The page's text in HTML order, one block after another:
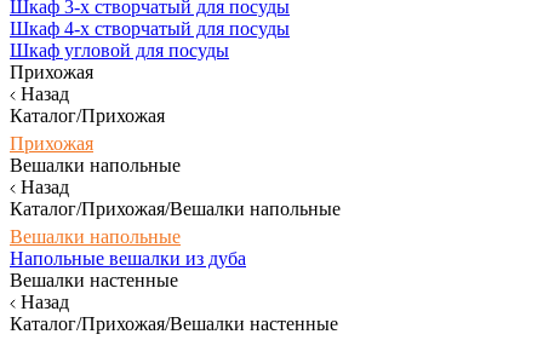
Шкаф 3-х створчатый для посуды
Шкаф 4-х створчатый для посуды
Шкаф угловой для посуды
Прихожая
Назад
Каталог/Прихожая
Прихожая
Вешалки напольные
Назад
Каталог/Прихожая/Вешалки напольные
Вешалки напольные
Напольные вешалки из дуба
Вешалки настенные
Назад
Каталог/Прихожая/Вешалки настенные